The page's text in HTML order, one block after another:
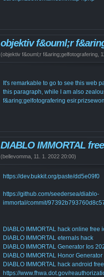
objektiv f&ouml;r
(objektiv f&ouml;r f&aring;gelfotografering
It's remarkable to go to see this web
this paragraph, while I am also
f&aring;gelfotografering
DIABLO IMMORTAL
(bellevomma 11. 1. 2022 20:00)
https://dev.bukkit.org/paste/dd5e09f0
https://github.com/seedersea/diablo-
immortal/commit/
DIABLO IMMORTAL hack online free
DIABLO IMMORTAL eternals hack
DIABLO IMMORTAL Generator Ios
DIABLO IMMORTAL Honor
DIABLO IMMORTAL hack android free
https://www.fhwa.dot.gov/